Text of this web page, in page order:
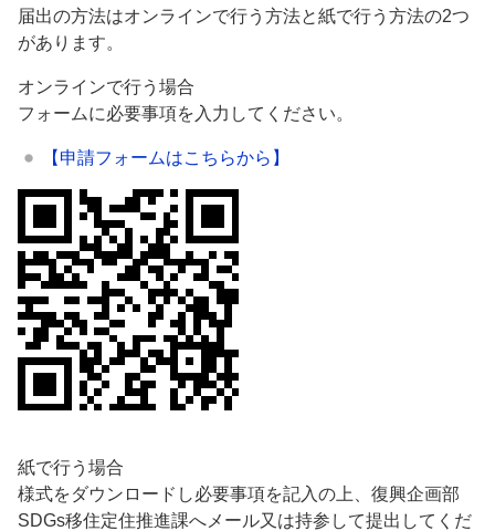
届出の方法はオンラインで行う方法と紙で行う方法の2つ
があります。
オンラインで行う場合
フォームに必要事項を入力してください。
【申請フォームはこちらから】
紙で行う場合
様式をダウンロードし必要事項を記入の上、復興企画部
SDGs移住定住推進課へメール又は持参して提出してくだ